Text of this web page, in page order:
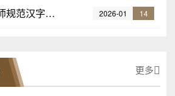
以汉字之美涵育时代新人：玉溪师范学院未来教师规范汉字书写大赛暨第三届学生“三笔字”大赛圆满举行 14
2026-01
更多